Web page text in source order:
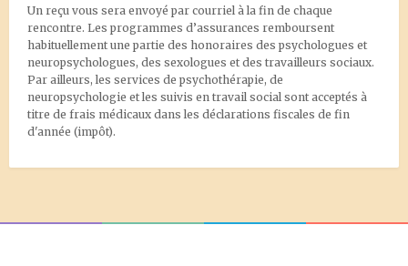
Un reçu vous sera envoyé par courriel à la fin de chaque
rencontre. Les programmes d’assurances remboursent
habituellement une partie des honoraires des psychologues et
neuropsychologues, des sexologues et des travailleurs sociaux.
Par ailleurs, les services de psychothérapie, de
neuropsychologie et les suivis en travail social sont acceptés à
titre de frais médicaux dans les déclarations fiscales de fin
d'année (impôt).